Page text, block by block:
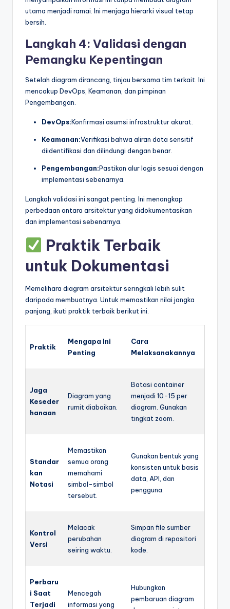
utama menjadi ramai. Ini menjaga hierarki visual tetap
bersih.
Langkah 4: Validasi dengan
Pemangku Kepentingan
Setelah diagram dirancang, tinjau bersama tim terkait. Ini
mencakup DevOps, Keamanan, dan pimpinan
Pengembangan.
DevOps:Konfirmasi asumsi infrastruktur akurat.
Keamanan:Verifikasi bahwa aliran data sensitif
diidentifikasi dan dilindungi dengan benar.
Pengembangan:Pastikan alur logis sesuai dengan
implementasi sebenarnya.
Langkah validasi ini sangat penting. Ini menangkap
perbedaan antara arsitektur yang didokumentasikan
dan implementasi sebenarnya.
Praktik Terbaik
untuk Dokumentasi
Memelihara diagram arsitektur seringkali lebih sulit
daripada membuatnya. Untuk memastikan nilai jangka
panjang, ikuti praktik terbaik berikut ini.
Praktik
Mengapa Ini
Penting
Cara
Melaksanakannya
Jaga
Keseder
hanaan
Diagram yang
rumit diabaikan.
Batasi container
menjadi 10-15 per
diagram. Gunakan
tingkat zoom.
Standar
kan
Notasi
Memastikan
semua orang
memahami
simbol-simbol
tersebut.
Gunakan bentuk yang
konsisten untuk basis
data, API, dan
pengguna.
Kontrol
Versi
Melacak
perubahan
seiring waktu.
Simpan file sumber
diagram di repositori
kode.
Perbaru
i Saat
Terjadi
Mencegah
informasi yang
Hubungkan
pembaruan diagram